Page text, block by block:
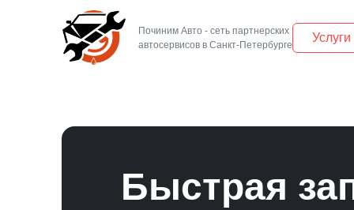
Починим Авто - сеть партнерских
Услуги
Быстрая